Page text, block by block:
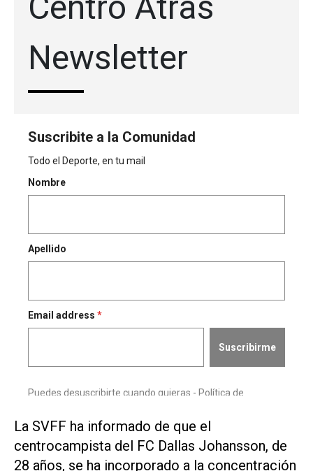
La SVFF ⁠ha informado de que el
centrocampista del FC Dallas Johansson, de
28 ​años, ‌se ha incorporado a la concentración